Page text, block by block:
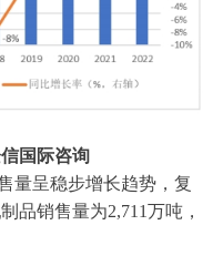
国际咨询
量呈稳步增长趋势，复
品销售量为2,711万吨，